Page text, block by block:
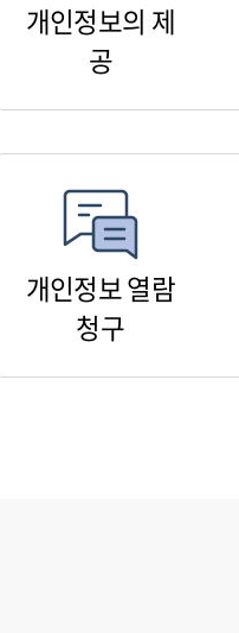
개인정보의 제
공
개인정보 열람
청구